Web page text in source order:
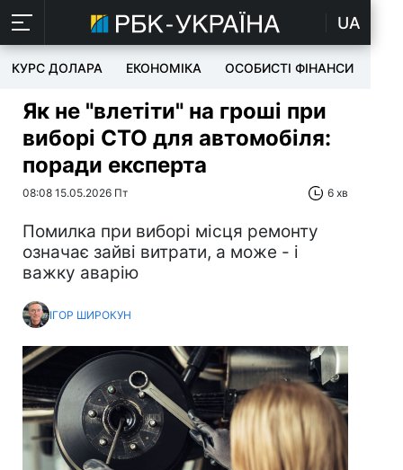
UA
КУРС ДОЛАРА ЕКОНОМІКА ОСОБИСТІ ФІНАНСИ
Як не "влетіти" на гроші при
виборі СТО для автомобіля:
поради експерта
08:08 15.05.2026 Пт 6 хв
Помилка при виборі місця ремонту
означає зайві витрати, а може - і
важку аварію
ІГОР ШИРОКУН